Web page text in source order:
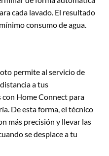
cada lavado. El resultado
consumo de agua.
permite al servicio de
a tus
Home Connect para
De esta forma, el técnico
más precisión y llevar las
se desplace a tu